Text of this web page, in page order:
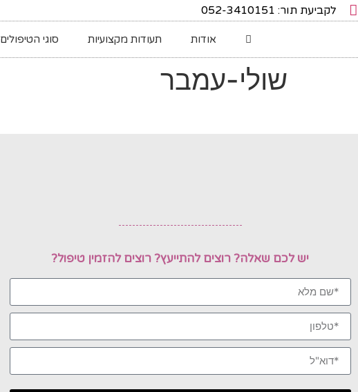
לקביעת תור: 052-3410151
אודות תעודות מקצועיות סוגי הטיפולים
שולי-עמבר
יש לכם שאלה? רוצים להתייעץ? רוצים להזמין טיפול?